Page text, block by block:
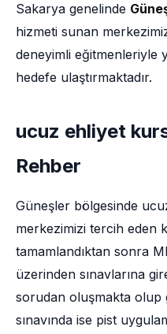
Sakarya genelinde
hizmeti sunan
deneyimli eğitmenleriyle
hedefe ulaştırmaktadır.
ucuz ehliyet
Rehber
Güneşler bölgesinde
merkezimizi tercih eden
tamamlandıktan sonra
üzerinden sınavlarına
sorudan oluşmakta
sınavında ise pist